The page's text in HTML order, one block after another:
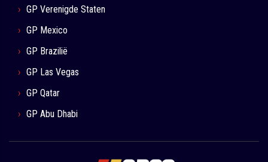
GP Verenigde Staten
GP Mexico
GP Brazilië
GP Las Vegas
GP Qatar
GP Abu Dhabi